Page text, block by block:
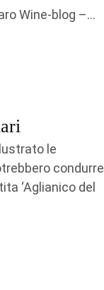
Wine-blog –...
le
condurre
‘Aglianico del